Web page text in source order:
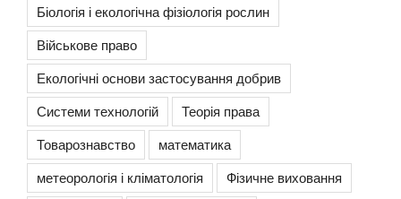
Біологія і екологічна фізіологія рослин
Військове право
Екологічні основи застосування добрив
Системи технологій
Теорія права
Товарознавство
математика
метеорологія і кліматологія
Фізичне виховання